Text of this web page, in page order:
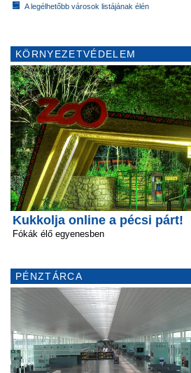
A legélhetőbb városok listájának élén
KÖRNYEZETVÉDELEM
Kukkolja online a pécsi párt!
Fókák élő egyenesben
PÉNZTÁRCA